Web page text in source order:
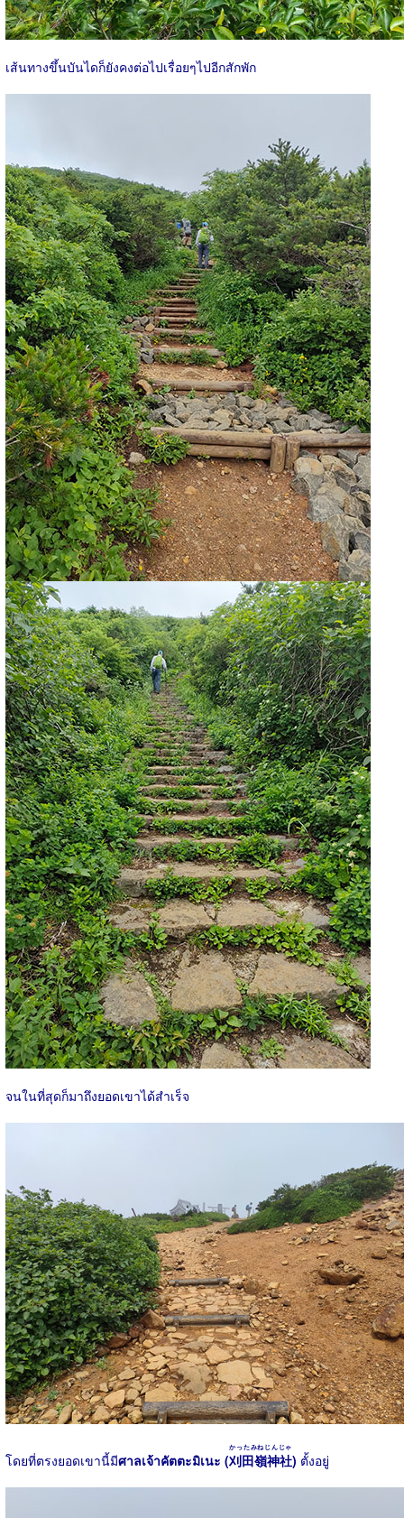
เส้นทางขึ้นบันไดก็ยังคงต่อไปเรื่อยๆไปอีกสักพัก
จนในที่สุดก็มาถึงยอดเขาได้สำเร็จ
โดยที่ตรงยอดเขานี้มีศาลเจ้าคัตตะมิเนะ (刈田嶺神社
かったみねじんじゃ
) ตั้งอยู่